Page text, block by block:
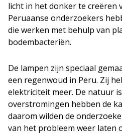
licht in het donker te creëren
Peruaanse onderzoekers
die werken met behulp van
bodembacteriën.
De lampen zijn speciaal
een regenwoud in Peru. Zij
elektriciteit meer. De natuur
overstromingen hebben de
daarom wilden de
van het probleem weer laten